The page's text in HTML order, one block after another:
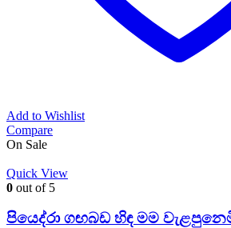
Add to Wishlist
Compare
On Sale
Quick View
0 out of 5
පියෙද්රා ගඟබඩ හිඳ මම